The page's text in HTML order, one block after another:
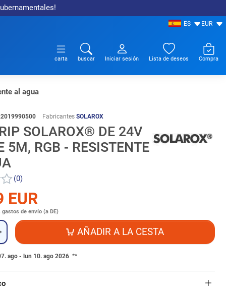
ES EUR
carta buscar Iniciar sesión Lista de deseos Compra
al agua
Fabricantes SOLAROX
SOLAROX® DE 24V
5M, RGB - RESISTENTE
(0)
EUR
gastos de envío (a DE)
AÑADIR A LA CESTA
ago - lun 10. ago 2026 **